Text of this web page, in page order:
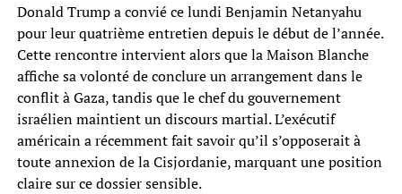
Donald Trump a convié ce lundi Benjamin Netanyahu
pour leur quatrième entretien depuis le début de l’année.
Cette rencontre intervient alors que la Maison Blanche
affiche sa volonté de conclure un arrangement dans le
conflit à Gaza, tandis que le chef du gouvernement
israélien maintient un discours martial. L’exécutif
américain a récemment fait savoir qu’il s’opposerait à
toute annexion de la Cisjordanie, marquant une position
claire sur ce dossier sensible.